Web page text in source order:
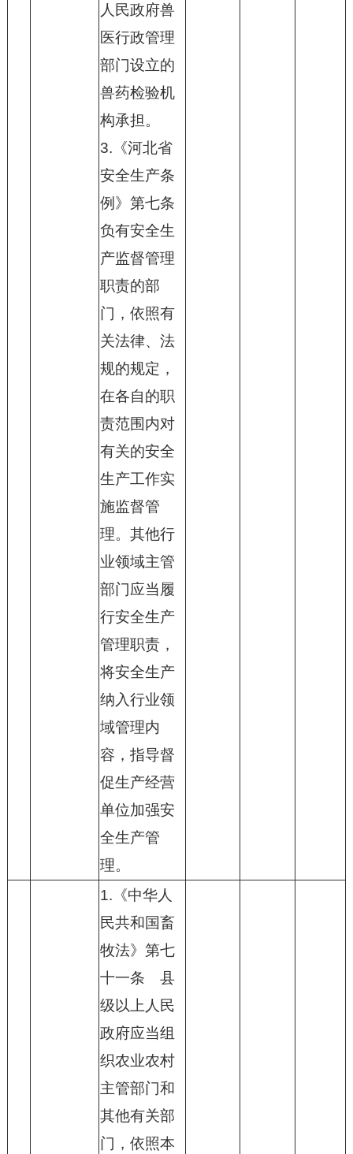
人民政府兽
医行政管理
部门设立的
兽药检验机
构承担。
3.《河北省
安全生产条
例》第七条
负有安全生
产监督管理
职责的部
门，依照有
关法律、法
规的规定，
在各自的职
责范围内对
有关的安全
生产工作实
施监督管
理。其他行
业领域主管
部门应当履
行安全生产
管理职责，
将安全生产
纳入行业领
域管理内
容，指导督
促生产经营
单位加强安
全生产管
理。
1.《中华人
民共和国畜
牧法》第七
十一条 县
级以上人民
政府应当组
织农业农村
主管部门和
其他有关部
门，依照本